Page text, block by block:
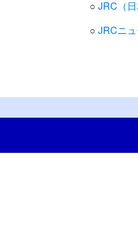
○ JRC（
○ JRCニ